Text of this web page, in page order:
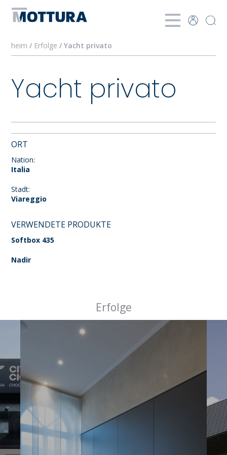
heim / Erfolge / Yacht privato
Yacht privato
ORT
Nation:
Italia
Stadt:
Viareggio
VERWENDETE PRODUKTE
Softbox 435
Nadir
Erfolge